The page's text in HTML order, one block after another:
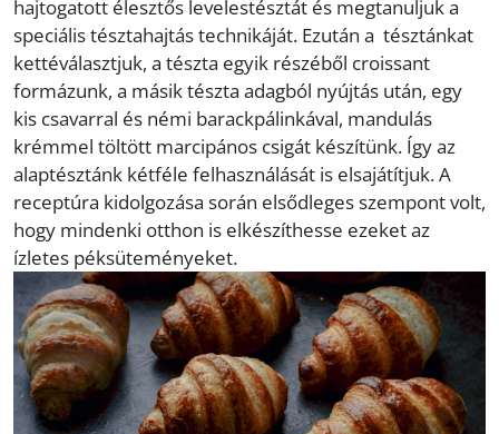
hajtogatott élesztős levelestésztát és megtanuljuk a
speciális tésztahajtás technikáját. Ezután a tésztánkat
kettéválasztjuk, a tészta egyik részéből croissant
formázunk, a másik tészta adagból nyújtás után, egy
kis csavarral és némi barackpálinkával, mandulás
krémmel töltött marcipános csigát készítünk. Így az
alaptésztánk kétféle felhasználását is elsajátítjuk. A
receptúra kidolgozása során elsődleges szempont volt,
hogy mindenki otthon is elkészíthesse ezeket az
ízletes péksüteményeket.